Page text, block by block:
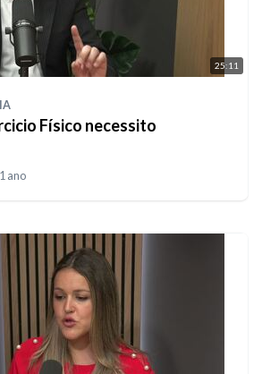
25:11
Físico necessito
ano